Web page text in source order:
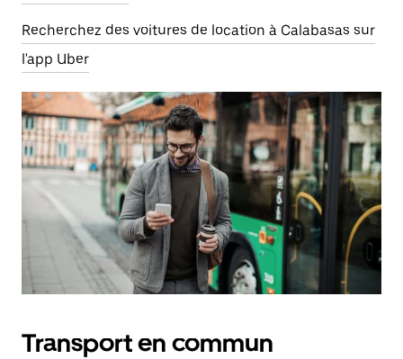
Recherchez des voitures de location à Calabasas sur
l'app Uber
Transport en commun